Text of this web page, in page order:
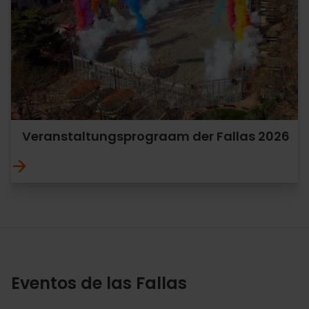
Veranstaltungsprograam der Fallas 2026
Eventos de las Fallas